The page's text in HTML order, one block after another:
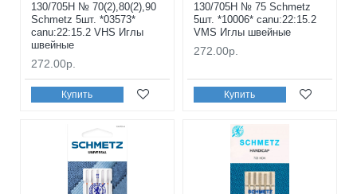
130/705H № 70(2),80(2),90
Schmetz 5шт. *03573*
canu:22:15.2 VHS Иглы
швейные
272.00р.
Купить
130/705H № 75 Schmetz
5шт. *10006* canu:22:15.2
VMS Иглы швейные
272.00р.
Купить